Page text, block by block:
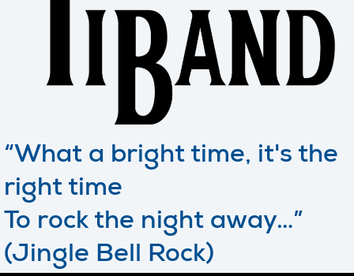
“What a bright time, it's the
right time
To rock the night away…”
(Jingle Bell Rock)